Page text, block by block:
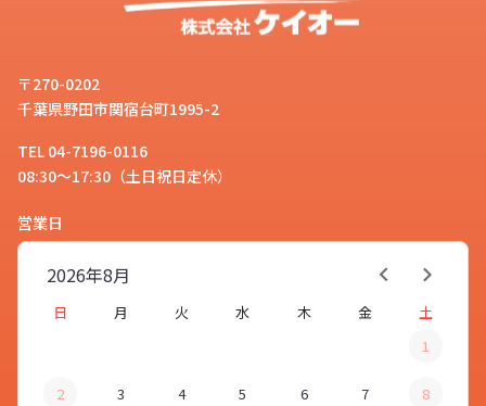
〒270-0202
千葉県野田市関宿台町1995-2
TEL 04-7196-0116
08:30～17:30（土日祝日定休）
営業日
8月
2026年
日 月 火 水 木 金
土
1
2 3 4 5 6 7 8